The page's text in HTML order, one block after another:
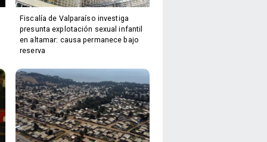
Fiscalía de Valparaíso investiga
presunta explotación sexual infantil
en altamar: causa permanece bajo
reserva